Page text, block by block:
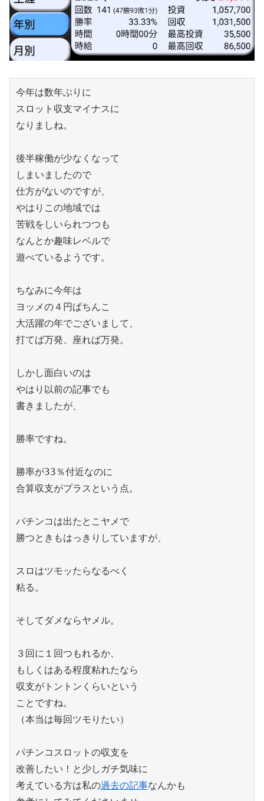
今年は数年ぶりに
スロット収支マイナスに
なりましね。
後半稼働が少なくなって
しまいましたので
仕方がないのですが、
やはりこの地域では
苦戦をしいられつつも
なんとか趣味レベルで
遊べているようです。
ちなみに今年は
ヨッメの４円ぱちんこ
大活躍の年でございまして、
打てば万発、座れば万発。
しかし面白いのは
やはり以前の記事でも
書きましたが、
勝率ですね。
勝率が33％付近なのに
合算収支がプラスという点。
パチンコは出たとこヤメで
勝つときもはっきりしていますが、
スロはツモッたらなるべく
粘る。
そしてダメならヤメル。
３回に１回つもれるか、
もしくはある程度粘れたなら
収支がトントンくらいという
ことですね。
（本当は毎回ツモりたい）
パチンコスロットの収支を
改善したい！と少しガチ気味に
考えている方は私の過去の記事なんかも